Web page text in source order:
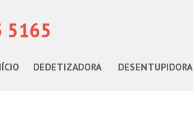
5165
DEDETIZADORA DESENTUPIDORA